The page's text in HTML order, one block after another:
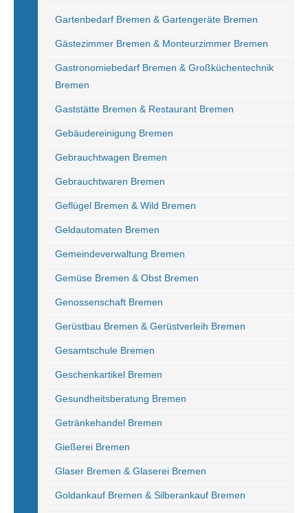
Gartenbedarf Bremen & Gartengeräte Bremen
Gästezimmer Bremen & Monteurzimmer Bremen
Gastronomiebedarf Bremen & Großküchentechnik
Bremen
Gaststätte Bremen & Restaurant Bremen
Gebäudereinigung Bremen
Gebrauchtwagen Bremen
Gebrauchtwaren Bremen
Geflügel Bremen & Wild Bremen
Geldautomaten Bremen
Gemeindeverwaltung Bremen
Gemüse Bremen & Obst Bremen
Genossenschaft Bremen
Gerüstbau Bremen & Gerüstverleih Bremen
Gesamtschule Bremen
Geschenkartikel Bremen
Gesundheitsberatung Bremen
Getränkehandel Bremen
Gießerei Bremen
Glaser Bremen & Glaserei Bremen
Goldankauf Bremen & Silberankauf Bremen